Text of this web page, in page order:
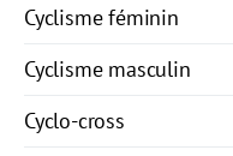
Cyclisme féminin
Cyclisme masculin
Cyclo-cross